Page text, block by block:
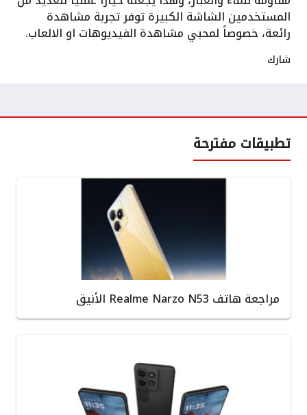
المستخدمين الشاشة الكبيرة توفر تجربة مشاهدة
رائعة، خصوصاً لمحبي مشاهدة الفيديوهات او الالعاب.
شارك
تطبيقات مفترحة
مراجعة هاتف Realme Narzo N53 الأنيق